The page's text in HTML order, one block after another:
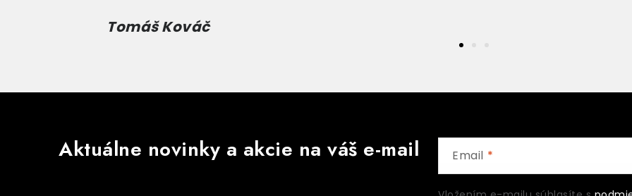
Tomáš Kováč
Aktuálne novinky a akcie na váš e-mail Email